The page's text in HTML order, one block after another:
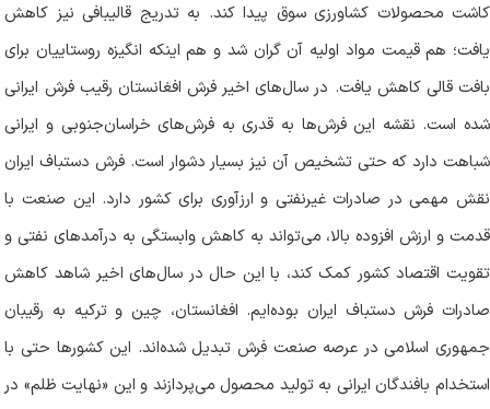
کاشت محصولات کشاورزی سوق پیدا کند. به تدریج قالیبافی نیز کاهش
یافت؛ هم قیمت مواد اولیه آن گران شد و هم اینکه انگیزه روستاییان برای
بافت قالی کاهش یافت. در سال‌های اخیر فرش افغانستان رقیب فرش ایرانی
شده است. نقشه این فرش‌ها به قدری به فرش‌های خراسان‌جنوبی و ایرانی
شباهت دارد که حتی تشخیص آن نیز بسیار دشوار است. فرش دستباف ایران
نقش مهمی در صادرات غیرنفتی و ارزآوری برای کشور دارد. این صنعت با
قدمت و ارزش افزوده بالا، می‌تواند به کاهش وابستگی به درآمد‌های نفتی و
تقویت اقتصاد کشور کمک کند، با این حال در سال‌های اخیر شاهد کاهش
صادرات فرش دستباف ایران بوده‌ایم. افغانستان، چین و ترکیه به رقیبان
جمهوری اسلامی در عرصه صنعت فرش تبدیل شده‌اند. این کشور‌ها حتی با
استخدام بافندگان ایرانی به تولید محصول می‌پردازند و این «نهایت ظلم» در